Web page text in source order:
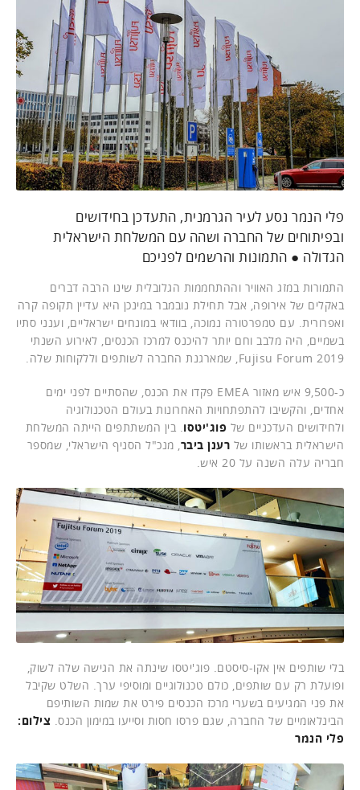
פלי הנמר נסע לעיר הגרמנית, התעדכן בחידושים
ובפיתוחים של החברה ושהה עם המשלחת הישראלית
הגדולה ● התמונות והרשמים לפניכם
התמורות במזג האוויר וההתחממות הגלובלית שינו הרבה דברים
באקלים של אירופה, אבל תחילת נובמבר במינכן היא עדיין תקופה קרה
ואפרורית. עם טמפרטורה נמוכה, בוודאי במונחים ישראליים, וענני סתיו
בשמיים, היה מלבב וחם יותר להיכנס למרכז הכנסים, לאירוע השנתי
Fujisu Forum 2019, שמארגנת החברה לשותפים וללקוחות שלה.
כ-9,500 איש מאזור EMEA פקדו את הכנס, שהסתיים לפני ימים
אחדים, והקשיבו להתפתחויות האחרונות בעולם הטכנולוגיה
ולחידושים העדכניים של פוג'יטסו . בין המשתתפים הייתה המשלחת
הישראלית בראשותו של רענן ביבר , מנכ"ל הסניף הישראלי, שמספר
חבריה עלה השנה על 20 איש.
בלי שותפים אין אקו-סיסטם. פוג'יטסו שינתה את הגישה שלה לשוק,
ופועלת רק עם שותפים, כולם טכנולוגיים ומוסיפי ערך. השלט שקיבל
את פני המגיעים בשערי מרכז הכנסים פירט את שמות השותיפם
הבינלאומיים של החברה, שגם פרסו חסות וסייעו במימון הכנס. צילום:
פלי הנמר